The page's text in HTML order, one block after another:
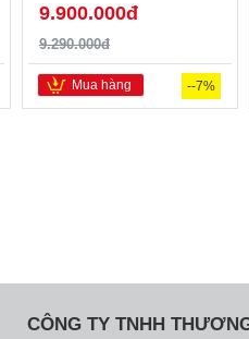
9.900.000đ
9.290.000đ
--7%
Mua hàng
CÔNG TY TNHH